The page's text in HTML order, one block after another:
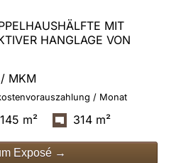
MIT G
HANGLAGE VON A
MKM
/ Monat
145 m² 314 m²
Exposé →